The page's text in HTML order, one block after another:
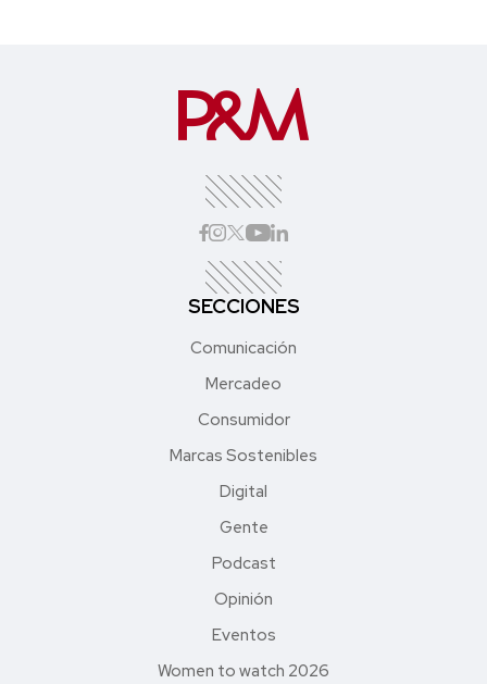
SECCIONES
Comunicación
Mercadeo
Consumidor
Marcas Sostenibles
Digital
Gente
Podcast
Opinión
Eventos
Women to watch 2026